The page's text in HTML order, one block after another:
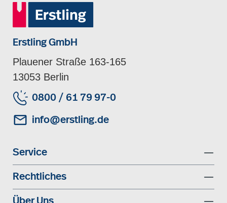
Erstling GmbH
Plauener Straße 163-165
13053 Berlin
0800 / 61 79 97-0
info@erstling.de
Service
Rechtliches
Über Uns